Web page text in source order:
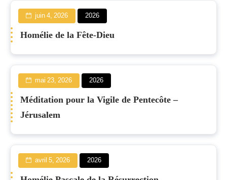
juin 4, 2026 2026
Homélie de la Fête-Dieu
mai 23, 2026 2026
Méditation pour la Vigile de Pentecôte –
Jérusalem
avril 5, 2026 2026